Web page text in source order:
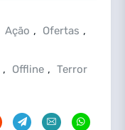
Ação , Ofertas ,
, Offline , Terror